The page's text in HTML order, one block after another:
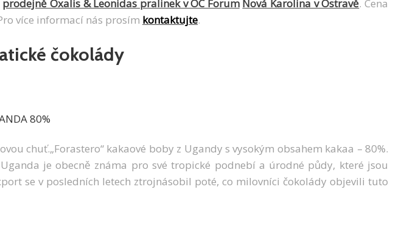
prodejně Oxalis & Leonidas pralinek v OC Forum Nová Karolina v Ostravě. Cena
více informací nás prosím kontaktujte.
čokolády
80%
chuť.„Forastero“ kakaové boby z Ugandy s vysokým obsahem kakaa – 80%.
je obecně známa pro své tropické podnebí a úrodné půdy, které jsou
se v posledních letech ztrojnásobil poté, co milovníci čokolády objevili tuto